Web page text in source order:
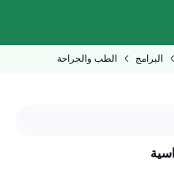
البرامج الطب والجراحة